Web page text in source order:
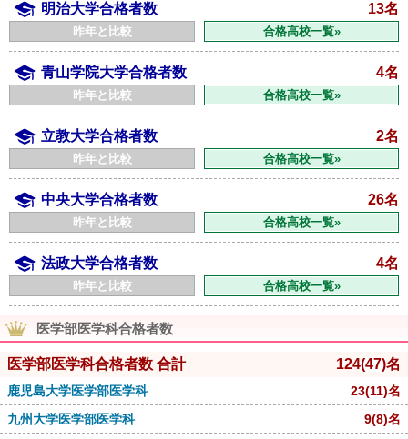
明治大学合格者数 13名
昨年と比較 合格高校一覧»
青山学院大学合格者数 4名
昨年と比較 合格高校一覧»
立教大学合格者数 2名
昨年と比較 合格高校一覧»
中央大学合格者数 26名
昨年と比較 合格高校一覧»
法政大学合格者数 4名
昨年と比較 合格高校一覧»
医学部医学科合格者数
医学部医学科合格者数 合計 124(47)名
鹿児島大学医学部医学科 23(11)名
九州大学医学部医学科
9(8)名